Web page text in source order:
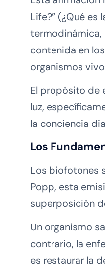
Life?” (¿Qué
termodinámica,
contenida en
organismos
El propósito de
luz,
la conciencia
Los
Los biofotones
Popp, esta
superposición
Un organismo
contrario, la
es restaurar la